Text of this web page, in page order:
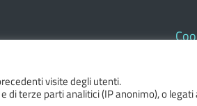
visite degli utenti.
di terze parti analitici (IP anonimo), o